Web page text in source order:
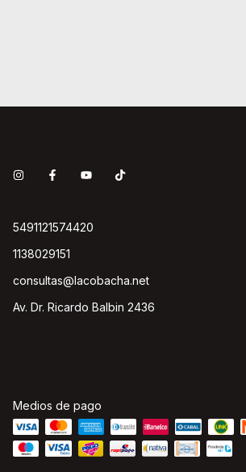
5491121574420
1138029151
consultas@lacobacha.net
Av. Dr. Ricardo Balbin 2436
Medios de pago